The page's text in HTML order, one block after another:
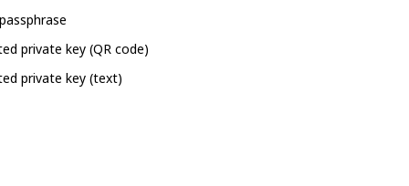
private key (QR code)
private key (text)